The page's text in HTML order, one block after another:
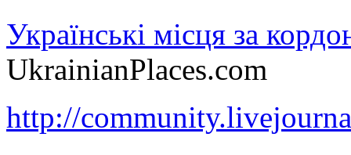
Українські місця за
UkrainianPlaces.com
http://